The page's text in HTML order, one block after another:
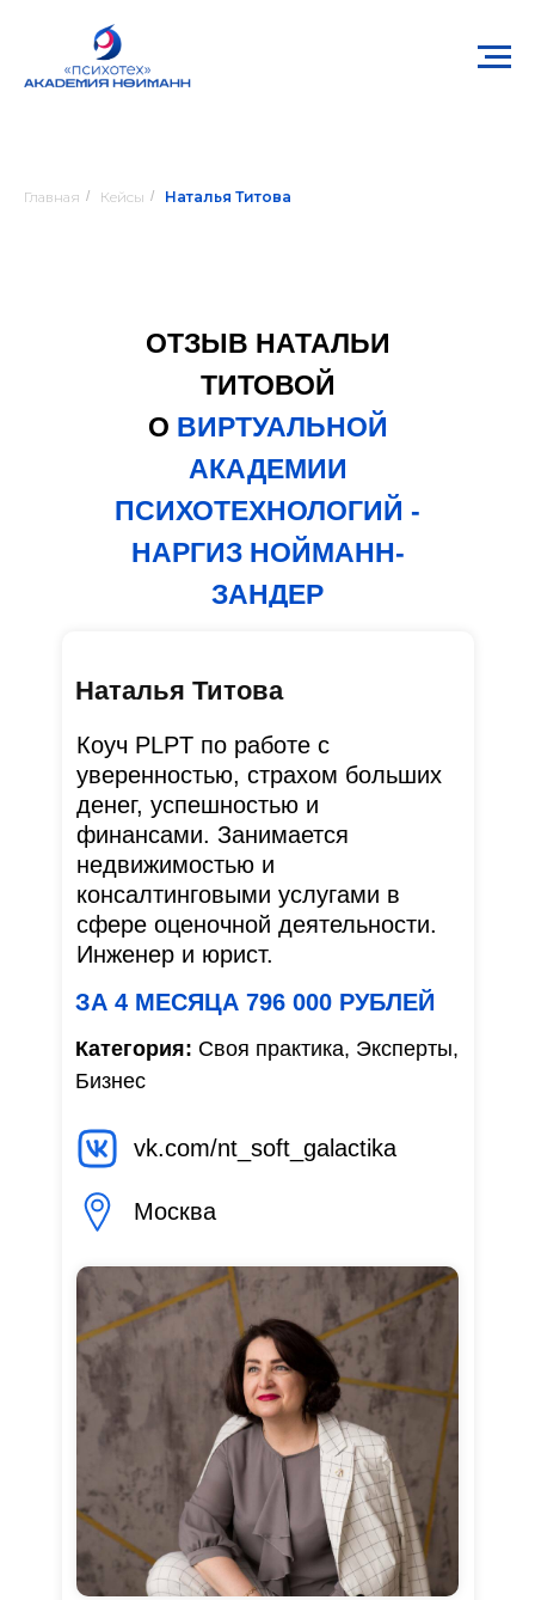
Главная / Кейсы / Наталья Титова
ОТЗЫВ НАТАЛЬИ
ТИТОВОЙ
О ВИРТУАЛЬНОЙ
АКАДЕМИИ
ПСИХОТЕХНОЛОГИЙ -
НАРГИЗ НОЙМАНН-
ЗАНДЕР
Наталья Титова
Коуч PLPT по работе с
уверенностью, страхом больших
денег, успешностью и
финансами. Занимается
недвижимостью и
консалтинговыми услугами в
сфере оценочной деятельности.
Инженер и юрист.
vk.com/nt_soft_galactika
Москва
Категория: Своя практика, Эксперты,
Бизнес
ЗА 4 МЕСЯЦА 796 000 РУБЛЕЙ